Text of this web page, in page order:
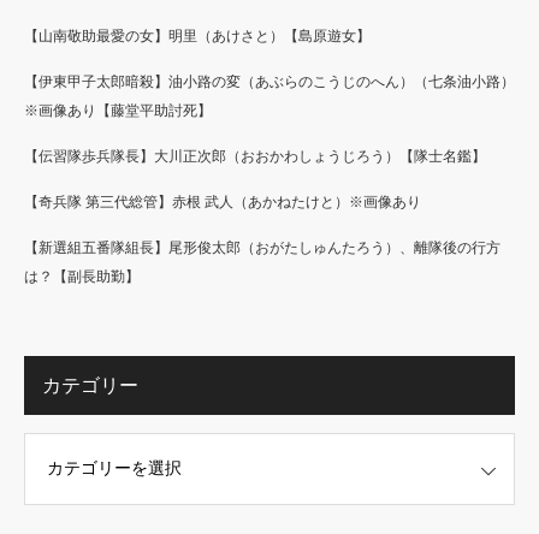
【山南敬助最愛の女】明里（あけさと）【島原遊女】
【伊東甲子太郎暗殺】油小路の変（あぶらのこうじのへん）（七条油小路）
※画像あり【藤堂平助討死】
【伝習隊歩兵隊長】大川正次郎（おおかわしょうじろう）【隊士名鑑】
【奇兵隊 第三代総管】赤根 武人（あかねたけと）※画像あり
【新選組五番隊組長】尾形俊太郎（おがたしゅんたろう）、離隊後の行方
は？【副長助勤】
カテゴリー